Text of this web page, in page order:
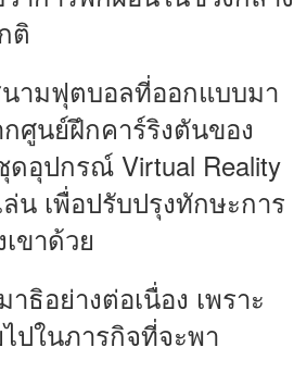
ติ
ามฟุตบอลที่ออกแบบมา
ศูนย์ฝึกคาร์ริงตันของ
อุปกรณ์ Virtual Reality
น เพื่อปรับปรุงทักษะการ
ขาด้วย
ธิอย่างต่อเนื่อง เพราะ
ปในภารกิจที่จะพา